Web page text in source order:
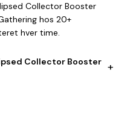
Collector Booster
hos 20+
hver time.
Collector Booster +